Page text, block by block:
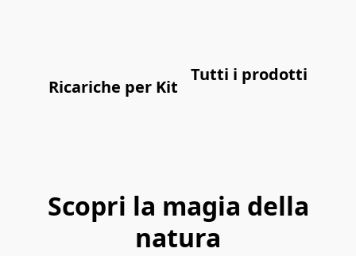
Ricariche per Kit
Tutti i prodotti
Scopri la magia della
natura